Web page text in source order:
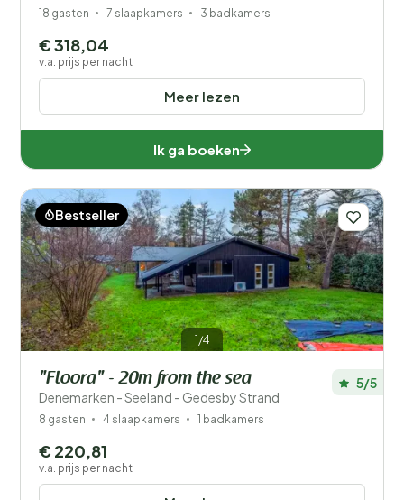
18 gasten 7 slaapkamers 3 badkamers
Meer lezen
€ 318,04
v.a. prijs per nacht
Ik ga boeken
1/4
Bestseller
"Floora" - 20m from the sea
Denemarken - Seeland - Gedesby Strand
5/5
8 gasten 4 slaapkamers 1 badkamers
€ 220,81
v.a. prijs per nacht